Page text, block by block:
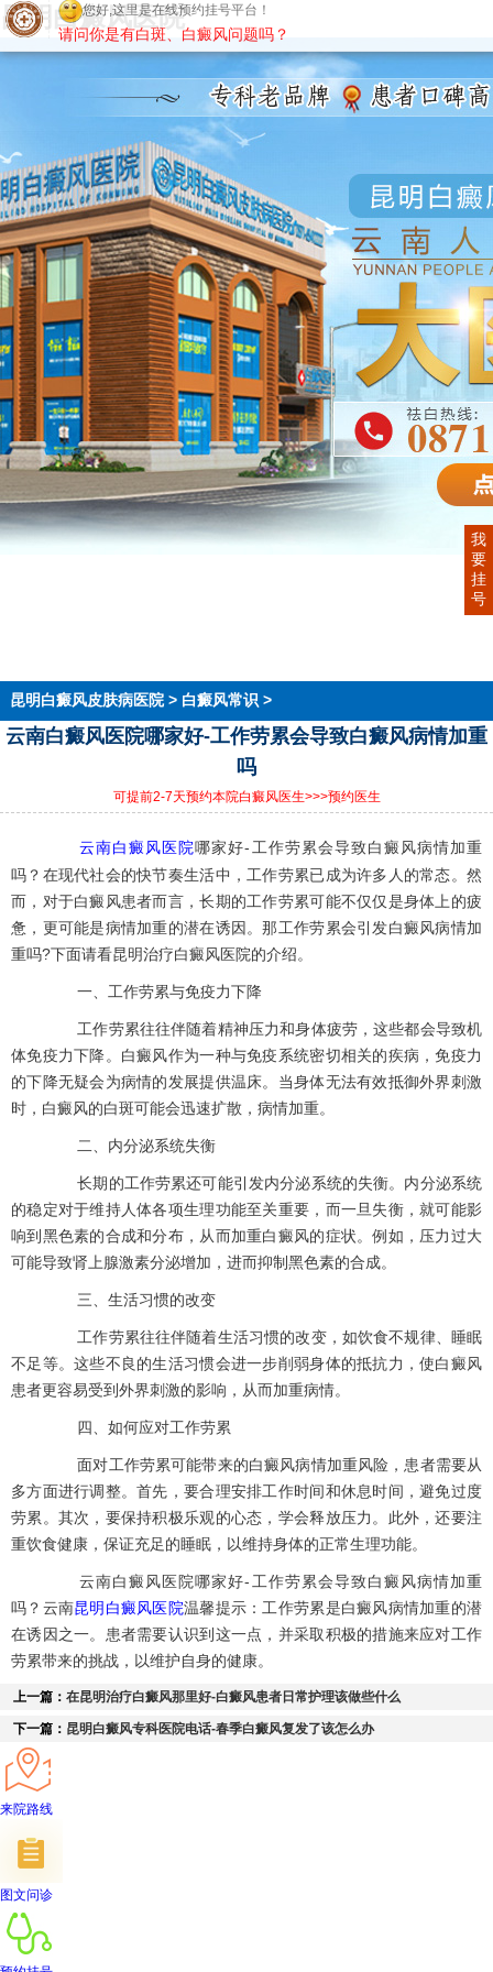
昆明白癜风医院
昆明白癜风皮肤病医院> 白癜风常识 >
云南白癜风医院哪家好-工作劳累会导致白癜风病情加重
吗
可提前2-7天预约本院白癜风医生>>>预约医生
云南白癜风医院哪家好-工作劳累会导致白癜风病情加重
吗？在现代社会的快节奏生活中，工作劳累已成为许多人的常态。然
而，对于白癜风患者而言，长期的工作劳累可能不仅仅是身体上的疲
惫，更可能是病情加重的潜在诱因。那工作劳累会引发白癜风病情加
重吗?下面请看昆明治疗白癜风医院的介绍。
一、工作劳累与免疫力下降
工作劳累往往伴随着精神压力和身体疲劳，这些都会导致机
体免疫力下降。白癜风作为一种与免疫系统密切相关的疾病，免疫力
的下降无疑会为病情的发展提供温床。当身体无法有效抵御外界刺激
时，白癜风的白斑可能会迅速扩散，病情加重。
二、内分泌系统失衡
长期的工作劳累还可能引发内分泌系统的失衡。内分泌系统
的稳定对于维持人体各项生理功能至关重要，而一旦失衡，就可能影
响到黑色素的合成和分布，从而加重白癜风的症状。例如，压力过大
可能导致肾上腺激素分泌增加，进而抑制黑色素的合成。
三、生活习惯的改变
工作劳累往往伴随着生活习惯的改变，如饮食不规律、睡眠
不足等。这些不良的生活习惯会进一步削弱身体的抵抗力，使白癜风
患者更容易受到外界刺激的影响，从而加重病情。
四、如何应对工作劳累
面对工作劳累可能带来的白癜风病情加重风险，患者需要从
多方面进行调整。首先，要合理安排工作时间和休息时间，避免过度
劳累。其次，要保持积极乐观的心态，学会释放压力。此外，还要注
重饮食健康，保证充足的睡眠，以维持身体的正常生理功能。
云南白癜风医院哪家好-工作劳累会导致白癜风病情加重
吗？云南昆明白癜风医院温馨提示：工作劳累是白癜风病情加重的潜
在诱因之一。患者需要认识到这一点，并采取积极的措施来应对工作
劳累带来的挑战，以维护自身的健康。
上一篇： 在昆明治疗白癜风那里好-白癜风患者日常护理该做些什么
下一篇： 昆明白癜风专科医院电话-春季白癜风复发了该怎么办
来院路线
图文问诊
我
要
挂
号
您好,这里是在线预约挂号平台！
请问你是有白斑、白癜风问题吗？